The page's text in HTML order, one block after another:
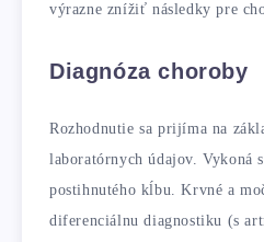
výrazne znížiť následky pre
Diagnóza choroby
Rozhodnutie sa prijíma na
laboratórnych údajov. Vykoná
postihnutého kĺbu. Krvné a
diferenciálnu diagnostiku (s